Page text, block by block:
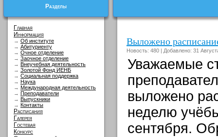
Разделы
Главная
Информация
→ Об институте
→ Абитуриенту
→ Очное отделение
→ Заочное отделение
→ Внеучебная деятельность
→ Золотой Фонд ИЕНБ
→ Социальная поддержка
→ Наука
→ Международная деятельность
→ Преподаватели
→ Выпускники
→ Контакты
Расписания
Галерея
Гостевая
Конкурс
Выложено
Новость: 480 | Добавлено: 31
Уважаемые
выложено
неделю
сентября.